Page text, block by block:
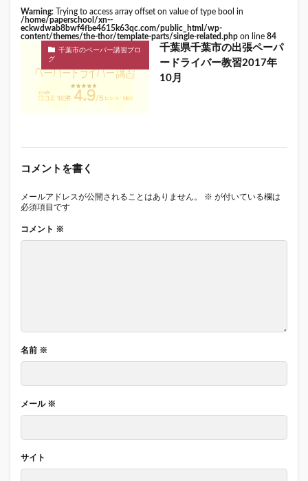
Warning: Trying to access array offset on value of type bool in
/home/paperschool/xn--
eckwdwab8bwf4fbe4615k63qc.com/public_html/wp-
content/themes/the-thor/template-parts/single-related.php on line 84
千葉市のペーパー講習ブロ
グ
千葉県千葉市の出張ペーパ
ードライバー教習2017年
10月
コメントを書く
メールアドレスが公開されることはありません。 ※ が付いている欄は
必須項目です
コメント ※
名前 ※
メール ※
サイト